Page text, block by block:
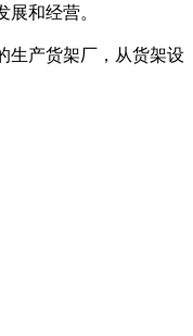
和经营。
生产货架厂，从货架设